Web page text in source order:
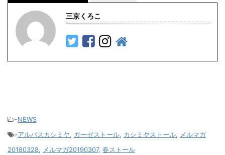
三京くろこ
-NEWS
-アルバスカシミヤ, ガーゼストール, カシミヤストール, メルマガ
20180328, メルマガ20190307, 春ストール